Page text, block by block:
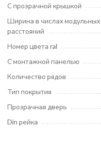
С прозрачной крышкой
Ширина в числах модульных
расстояний
Номер цвета ral
С монтажной панелью
Количество рядов
Тип покрытия
Прозрачная дверь
Din рейка